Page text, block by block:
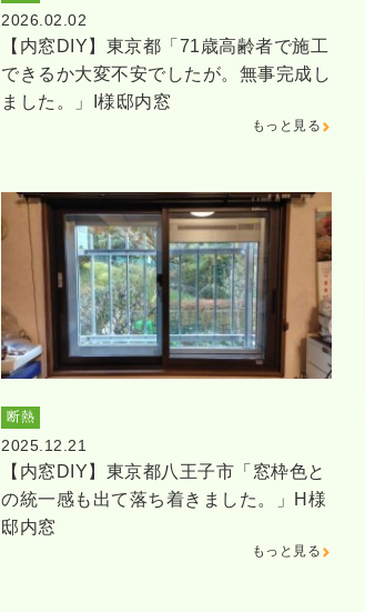
2026.02.02
【内窓DIY】東京都「71歳高齢者で施工
できるか大変不安でしたが。無事完成し
ました。」I様邸内窓
もっと見る
断熱
2025.12.21
【内窓DIY】東京都八王子市「窓枠色と
の統一感も出て落ち着きました。」H様
邸内窓
もっと見る